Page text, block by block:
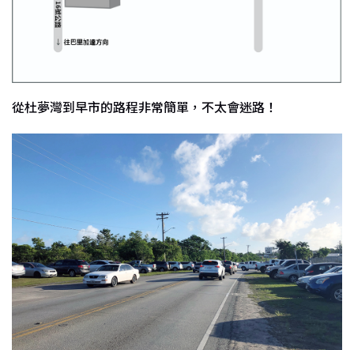
從杜夢灣到早市的路程非常簡單，不太會迷路！